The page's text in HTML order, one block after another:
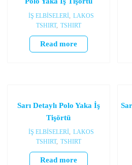
İŞ ELBİSELERİ, LAKOS
TSHIRT, TSHIRT
Read more
Sarı Detaylı Polo Yaka İş
Tişörtü
İŞ ELBİSELERİ, LAKOS
TSHIRT, TSHIRT
Read more